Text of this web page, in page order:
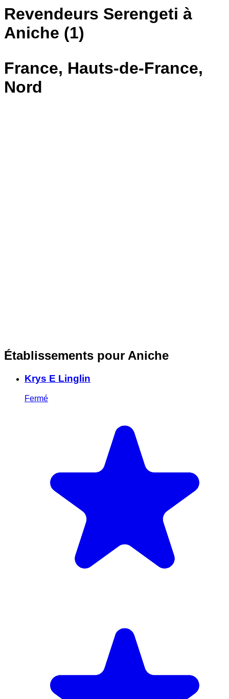
Revendeurs Serengeti à
Aniche (1)
France, Hauts-de-France,
Nord
Établissements pour Aniche
Krys E Linglin
Fermé